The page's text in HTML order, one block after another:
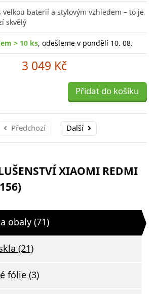
velkou baterií a stylovým vzhledem – to je
skvělý
> 10 ks, odešleme v pondělí 10. 08.
3 049 Kč
Přidat do košíku
Předchozí Další
XIAOMI REDMI
obaly (71)
(21)
fólie (3)